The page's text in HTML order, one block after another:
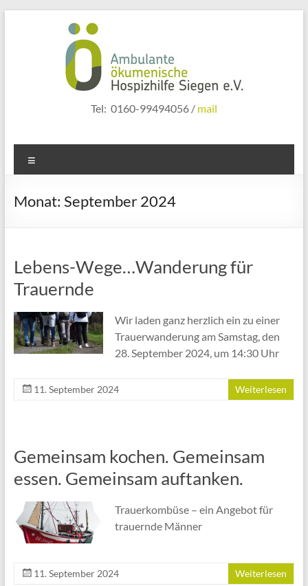
hospizhilfe
siegen
Tel: 0160-99494056 / mail
Monat: September 2024
Lebens-Wege…Wanderung für
Trauernde
Wir laden ganz herzlich ein zu einer
Trauerwanderung am Samstag, den
28. September 2024, um 14:30 Uhr
11. September 2024 Weiterlesen
Gemeinsam kochen. Gemeinsam
essen. Gemeinsam auftanken.
Trauerkombüse – ein Angebot für
trauernde Männer
11. September 2024 Weiterlesen